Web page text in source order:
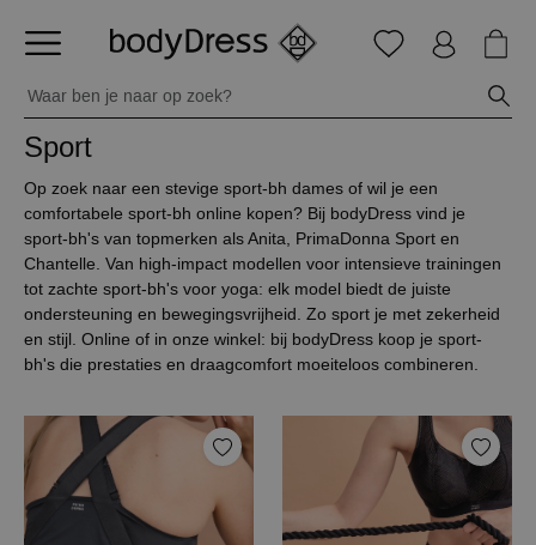
Sport
Op zoek naar een stevige sport-bh dames of wil je een
comfortabele sport-bh online kopen? Bij bodyDress vind je
sport-bh's van topmerken als Anita, PrimaDonna Sport en
Chantelle. Van high-impact modellen voor intensieve trainingen
tot zachte sport-bh's voor yoga: elk model biedt de juiste
ondersteuning en bewegingsvrijheid. Zo sport je met zekerheid
en stijl. Online of in onze winkel: bij bodyDress koop je sport-
bh's die prestaties en draagcomfort moeiteloos combineren.